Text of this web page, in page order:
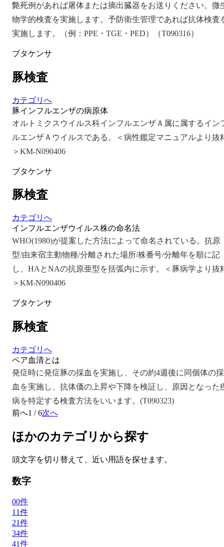
斃死例があれば屠体または摘出臓器をお送りください。微
物学的検査を実施します。予防衛生管理であれば抗体検査
実施します。（例：PPE・TGE・PED）（T090316）
ブタケンサ
豚検査
カテゴリへ
豚インフルエンザの病原体
オルトミクスウイルス科インフルエンザＡ属に属するイン
ルエンザＡウイルスである。＜病性鑑定マニュアルより抜
＞KM-N090406
ブタケンサ
豚検査
カテゴリへ
インフルエンザウイルス株の命名法
WHO(1980)が提案した方法によって命名されている。抗原
型/由来宿主動物種/分離された場所/株番号/分離年を順に記
し、HAとNAの抗原亜型を括弧内に示す。＜豚病学より抜
＞KM-N090406
ブタケンサ
豚検査
カテゴリへ
ペア血清とは
発症時に発症豚の採血を実施し、その約4週後に同個体の採
血を実施し、抗体価の上昇や下降を検証し、原因となった
病を特定する検査方法をいいます。(T090323)
前へ1 /6次へ
ほかのカテゴリから探す
頭文字を切り替えて、近い用語を探せます。
数字
00件
1 1件
21件
34件
41件